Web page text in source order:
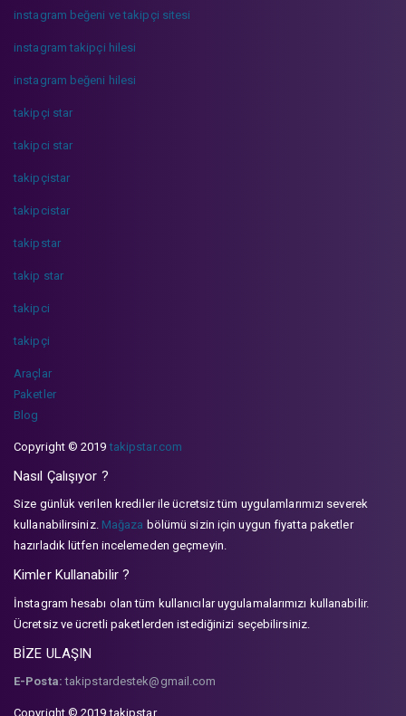
instagram beğeni ve takipçi sitesi
instagram takipçi hilesi
instagram beğeni hilesi
takipçi star
takipci star
takipçistar
takipcistar
takipstar
takip star
takipci
takipçi
Araçlar
Paketler
Blog
Copyright © 2019takipstar.com
Nasıl Çalışıyor ?
Size günlük verilen krediler ile ücretsiz tüm uygulamlarımızı severek
kullanabilirsiniz. Mağaza bölümü sizin için uygun fiyatta paketler
hazırladık lütfen incelemeden geçmeyin.
Kimler Kullanabilir ?
İnstagram hesabı olan tüm kullanıcılar uygulamalarımızı kullanabilir.
Ücretsiz ve ücretli paketlerden istediğinizi seçebilirsiniz.
BİZE ULAŞIN
E-Posta: takipstardestek@gmail.com
Copyright © 2019 takipstar.